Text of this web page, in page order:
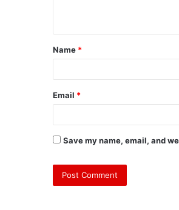
Name *
Email *
Save my name, email, and